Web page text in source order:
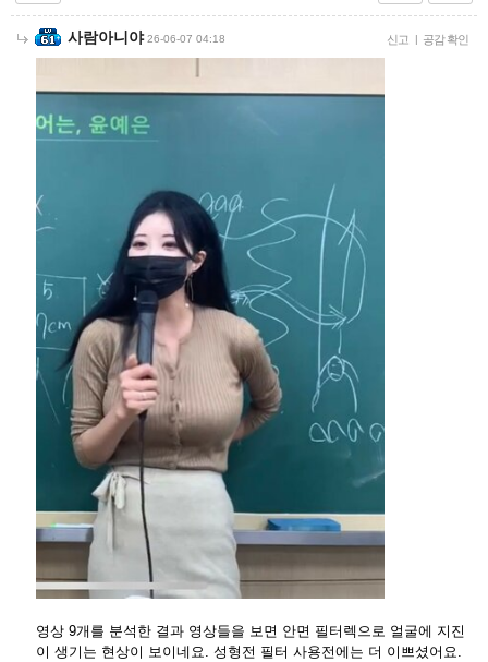
사람아니야 26-06-07 04:18 신고 | 공감 확인
영상 9개를 분석한 결과 영상들을 보면 안면 필터렉으로 얼굴에 지진
이 생기는 현상이 보이네요. 성형전 필터 사용전에는 더 이쁘셨어요.